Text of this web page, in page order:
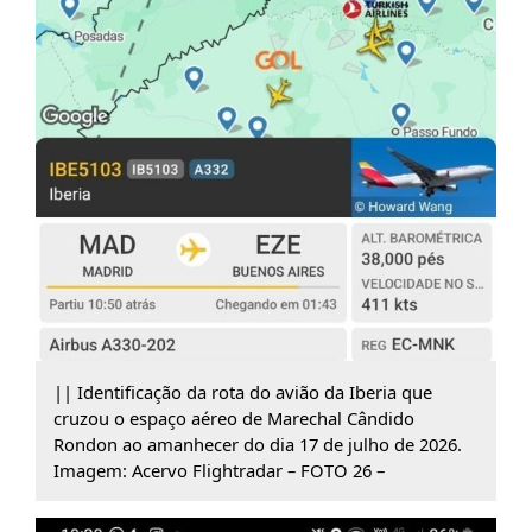
|| Identificação da rota do avião da Iberia que
cruzou o espaço aéreo de Marechal Cândido
Rondon ao amanhecer do dia 17 de julho de 2026.
Imagem: Acervo Flightradar – FOTO 26 –